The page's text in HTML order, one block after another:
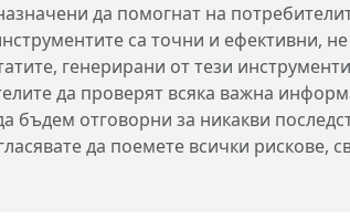
да помогнат на
са точни и ефективни, не
генерирани от тези
да проверят всяка важна
бъдем отговорни за никакви
да поемете всички рискове,